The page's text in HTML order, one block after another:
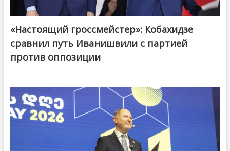
@ქართული ოცნება / Georgian Dream
«Настоящий гроссмейстер»: Кобахидзе
сравнил путь Иванишвили с партией
против оппозиции